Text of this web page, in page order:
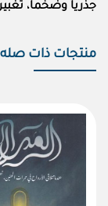
جذرياً وضخما،
منتجات ذات صله